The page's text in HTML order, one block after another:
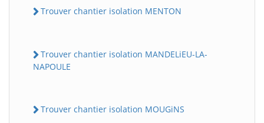
Trouver chantier isolation MENTON
Trouver chantier isolation MANDELiEU-LA-
NAPOULE
Trouver chantier isolation MOUGiNS